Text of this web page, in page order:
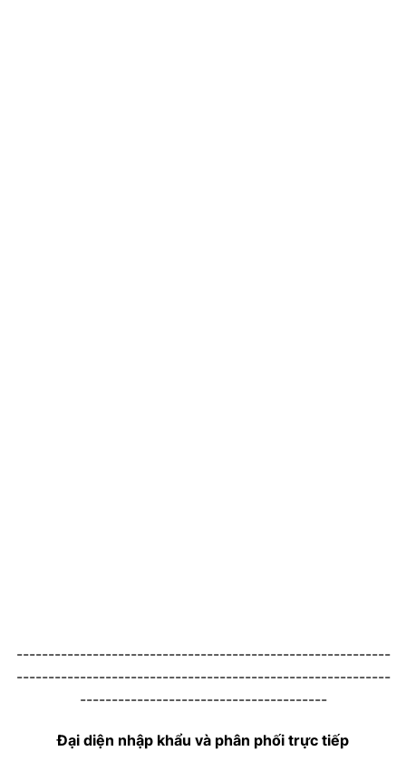
-----------------------------------------------------------
-----------------------------------------------------------
---------------------------------------
Đại diện nhập khẩu và phân phối trực tiếp